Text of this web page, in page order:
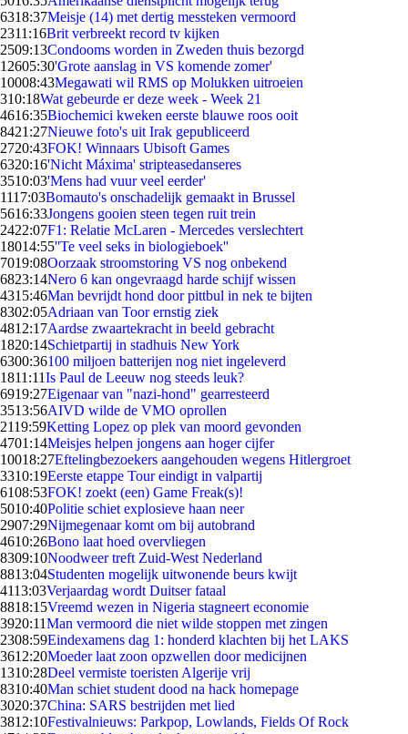
6318:37Meisje (14) met dertig messteken vermoord
2311:16Brit verbreekt record tv kijken
2509:13Condooms worden in Zweden thuis bezorgd
12605:30'Grote aanslag in VS komende zomer'
10008:43Megawati wil RMS op Molukken uitroeien
310:18Wat gebeurde er deze week - Week 21
4616:35Biochemici kweken eerste blauwe roos ooit
8421:27Nieuwe foto's uit Irak gepubliceerd
2720:43FOK! Winnaars Ubisoft Games
6320:16'Nicht Máxima' stripteasedanseres
3510:03'Mens had vuur veel eerder'
1117:03Bomauto's onschadelijk gemaakt in Brussel
5616:33Jongens gooien steen tegen ruit trein
2422:07F1: Relatie McLaren - Mercedes verslechtert
18014:55''Te veel seks in biologieboek''
7019:08Oorzaak stroomstoring VS nog onbekend
6823:14Nero 6 kan ongevraagd harde schijf wissen
4315:46Man bevrijdt hond door pittbul in nek te bijten
8302:05Adriaan van Toor ernstig ziek
4812:17Aardse zwaartekracht in beeld gebracht
1820:14Schietpartij in stadhuis New York
6300:36100 miljoen batterijen nog niet ingeleverd
1811:11Is Paul de Leeuw nog steeds leuk?
6919:27Eigenaar van "nazi-hond" gearresteerd
3513:56AIVD wilde de VMO oprollen
2119:59Ketting Lopez op plek van moord gevonden
4701:14Meisjes helpen jongens aan hoger cijfer
10018:27Eftelingbezoekers aangehouden wegens Hitlergroet
3310:19Eerste etappe Tour eindigt in valpartij
6108:53FOK! zoekt (een) Game Freak(s)!
5010:40Politie schiet explosieve haan neer
2907:29Nijmegenaar komt om bij autobrand
4610:26Bono laat hoed overvliegen
8309:10Noodweer treft Zuid-West Nederland
8813:04Studenten mogelijk uitwonende beurs kwijt
4113:03Verjaardag wordt Duitser fataal
8818:15Vreemd wezen in Nigeria stagneert economie
3920:11Man vermoord die niet wilde stoppen met zingen
2308:59Eindexamens dag 1: honderd klachten bij het LAKS
3612:20Moeder laat zoon opzwellen door medicijnen
1310:28Deel vermiste toeristen Algerije vrij
8310:40Man schiet student dood na hack homepage
3020:37China: SARS bestrijden met lied
3812:10Festivalnieuws: Parkpop, Lowlands, Fields Of Rock